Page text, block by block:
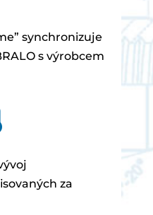
synchronizuje
s výrobcem
za